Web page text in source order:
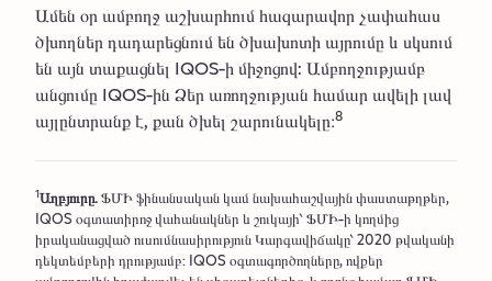
Ամեն օր ամբողջ աշխարհում հազարավոր չափահաս
ծխողներ դադարեցնում են ծխախոտի այրումը և սկսում
են այն տաքացնել IQOS-ի միջոցով: Ամբողջությամբ
անցումը IQOS-ին Ձեր առողջության համար ավելի լավ
այլընտրանք է, քան ծխել շարունակելը։8
1Աղբյուրը.ՖՄԻ ֆինանսական կամ նախահաշվային փաստաթղթեր,
IQOS օգտատիրոջ վահանակներ և շուկայի՝ ՖՄԻ-ի կողմից
իրականացված ուսումնասիրություն Կարգավիճակը՝ 2020 թվականի
դեկտեմբերի դրությամբ: IQOS օգտագործողները, ովքեր